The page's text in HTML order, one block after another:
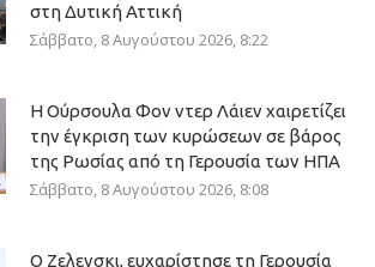
στη Δυτική Αττική
Σάββατο, 8 Αυγούστου 2026, 8:22
Η Ούρσουλα Φον ντερ Λάιεν χαιρετίζει
την έγκριση των κυρώσεων σε βάρος
της Ρωσίας από τη Γερουσία των ΗΠΑ
Σάββατο, 8 Αυγούστου 2026, 8:08
Ο Ζελενσκι, ευχαρίστησε τη Γερουσία